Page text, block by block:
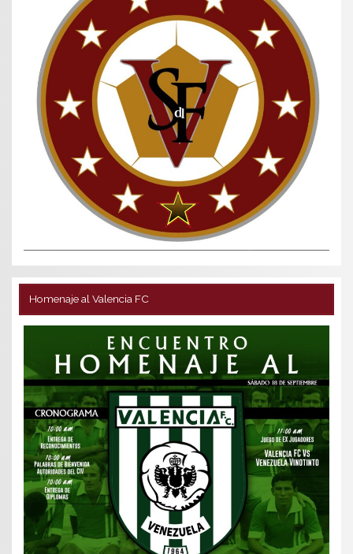
Homenaje al Valencia FC